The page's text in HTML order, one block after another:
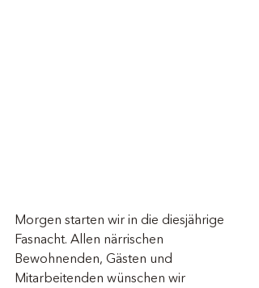
Morgen starten wir in die diesjährige
Fasnacht. Allen närrischen
Bewohnenden, Gästen und
Mitarbeitenden wünschen wir